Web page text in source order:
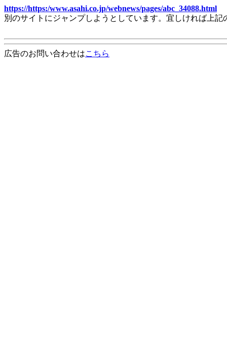
https://https:/www.asahi.co.jp/webnews/pages/abc_34088.html
別のサイトにジャンプしようとしています。宜しければ上
広告のお問い合わせはこちら